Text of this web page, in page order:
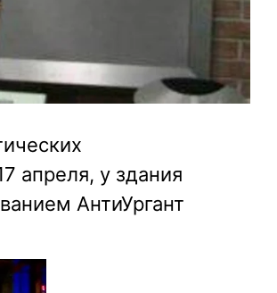
апреля, у здания
АнтиУргант